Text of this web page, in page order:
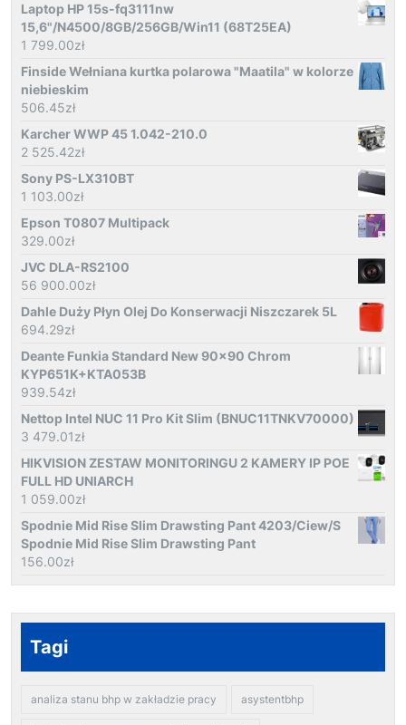
Laptop HP 15s-fq3111nw
15,6"/N4500/8GB/256GB/Win11 (68T25EA)
1 799.00zł
Finside Wełniana kurtka polarowa "Maatila" w kolorze
niebieskim
506.45zł
Karcher WWP 45 1.042-210.0
2 525.42zł
Sony PS-LX310BT
1 103.00zł
Epson T0807 Multipack
329.00zł
JVC DLA-RS2100
56 900.00zł
Dahle Duży Płyn Olej Do Konserwacji Niszczarek 5L
694.29zł
Deante Funkia Standard New 90x90 Chrom
KYP651K+KTA053B
939.54zł
Nettop Intel NUC 11 Pro Kit Slim (BNUC11TNKV70000)
3 479.01zł
HIKVISION ZESTAW MONITORINGU 2 KAMERY IP POE
FULL HD UNIARCH
1 059.00zł
Spodnie Mid Rise Slim Drawsting Pant 4203/Ciew/S
Spodnie Mid Rise Slim Drawsting Pant
156.00zł
Tagi
analiza stanu bhp w zakładzie pracy asystentbhp